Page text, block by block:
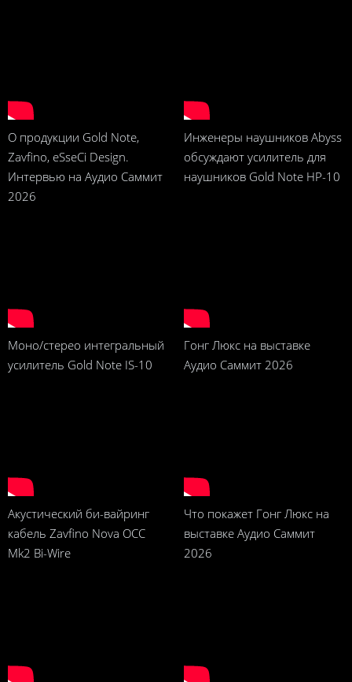
О продукции Gold Note,
Zavfino, eSseCi Design.
Интервью на Аудио Саммит
2026
Инженеры наушников Abyss
обсуждают усилитель для
наушников Gold Note HP-10
Моно/стерео интегральный
усилитель Gold Note IS-10
Гонг Люкс на выставке
Аудио Саммит 2026
Акустический би-вайринг
кабель Zavfino Nova OCC
Mk2 Bi-Wire
Что покажет Гонг Люкс на
выставке Аудио Саммит
2026